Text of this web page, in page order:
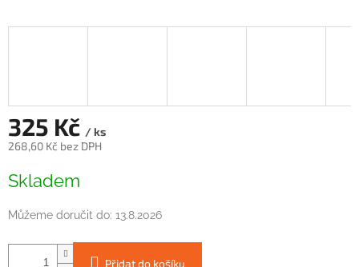
325 Kč / ks
268,60 Kč bez DPH
cena:
Skladem
Můžeme doručit do: 13.8.2026
Přidat do košíku